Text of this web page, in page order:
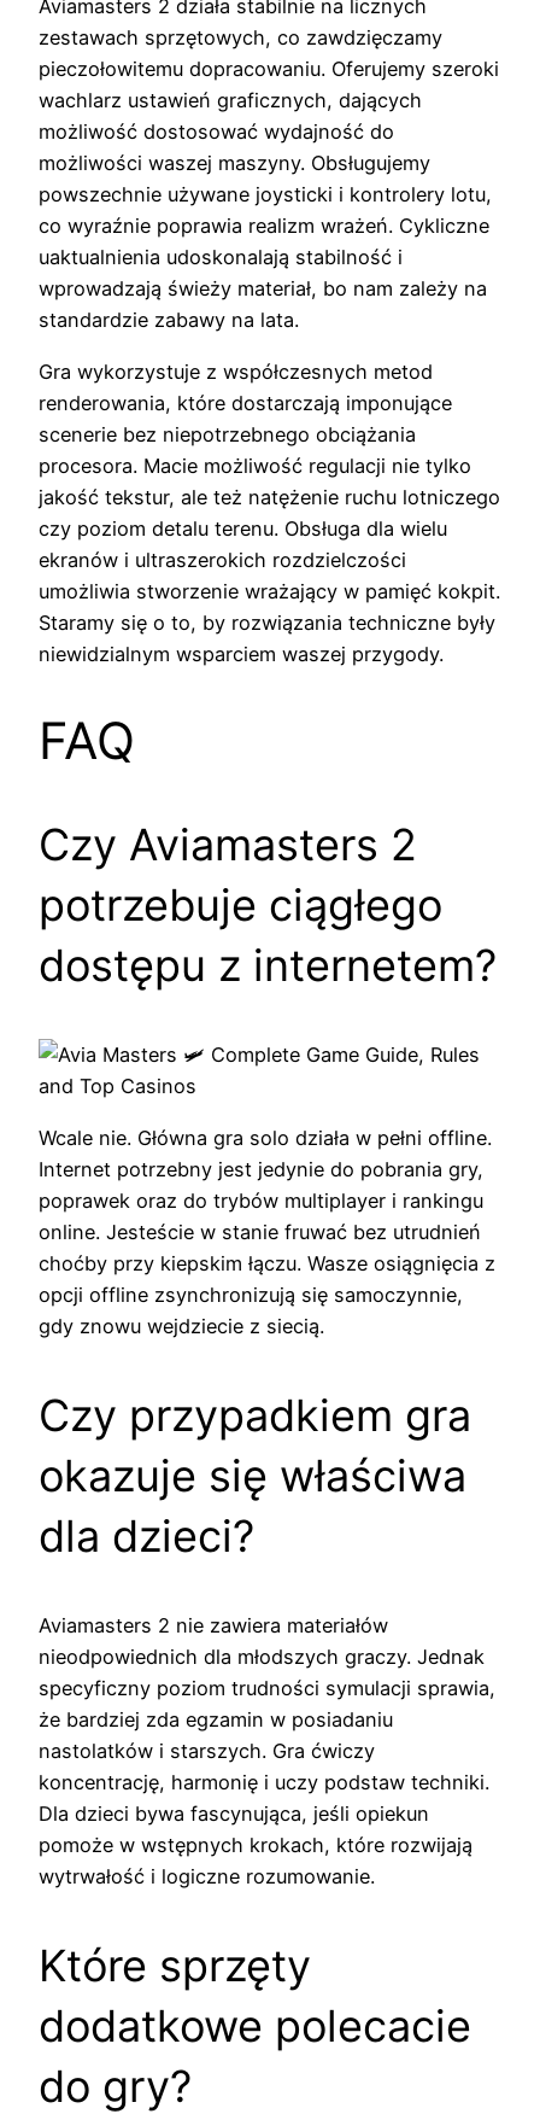
Aviamasters 2 działa stabilnie na licznych
zestawach sprzętowych, co zawdzięczamy
pieczołowitemu dopracowaniu. Oferujemy szeroki
wachlarz ustawień graficznych, dających
możliwość dostosować wydajność do
możliwości waszej maszyny. Obsługujemy
powszechnie używane joysticki i kontrolery lotu,
co wyraźnie poprawia realizm wrażeń. Cykliczne
uaktualnienia udoskonalają stabilność i
wprowadzają świeży materiał, bo nam zależy na
standardzie zabawy na lata.
Gra wykorzystuje z współczesnych metod
renderowania, które dostarczają imponujące
scenerie bez niepotrzebnego obciążania
procesora. Macie możliwość regulacji nie tylko
jakość tekstur, ale też natężenie ruchu lotniczego
czy poziom detalu terenu. Obsługa dla wielu
ekranów i ultraszerokich rozdzielczości
umożliwia stworzenie wrażający w pamięć kokpit.
Staramy się o to, by rozwiązania techniczne były
niewidzialnym wsparciem waszej przygody.
FAQ
Czy Aviamasters 2
potrzebuje ciągłego
dostępu z internetem?
Wcale nie. Główna gra solo działa w pełni offline.
Internet potrzebny jest jedynie do pobrania gry,
poprawek oraz do trybów multiplayer i rankingu
online. Jesteście w stanie fruwać bez utrudnień
choćby przy kiepskim łączu. Wasze osiągnięcia z
opcji offline zsynchronizują się samoczynnie,
gdy znowu wejdziecie z siecią.
Czy przypadkiem gra
okazuje się właściwa
dla dzieci?
Aviamasters 2 nie zawiera materiałów
nieodpowiednich dla młodszych graczy. Jednak
specyficzny poziom trudności symulacji sprawia,
że bardziej zda egzamin w posiadaniu
nastolatków i starszych. Gra ćwiczy
koncentrację, harmonię i uczy podstaw techniki.
Dla dzieci bywa fascynująca, jeśli opiekun
pomoże w wstępnych krokach, które rozwijają
wytrwałość i logiczne rozumowanie.
Które sprzęty
dodatkowe polecacie
do gry?